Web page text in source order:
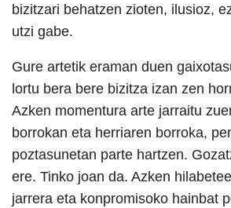
bizitzari behatzen zioten, ilusioz,
utzi gabe.
Gure artetik eraman duen
lortu bera bere bizitza izan zen
Azken momentura arte jarraitu
borrokan eta herriaren borroka,
poztasunetan parte hartzen.
ere. Tinko joan da. Azken
jarrera eta konpromisoko hainbat